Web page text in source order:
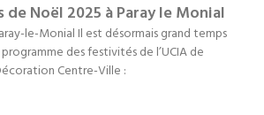
de Noël 2025 à Paray le Monial
le-Monial Il est désormais grand temps
des festivités de l’UCIA de
Centre-Ville :